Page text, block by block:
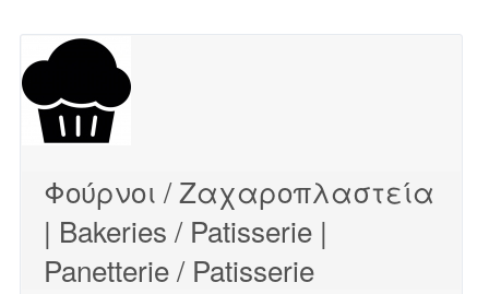
Φούρνοι / Ζαχαροπλαστεία
| Bakeries / Patisserie |
Panetterie / Patisserie